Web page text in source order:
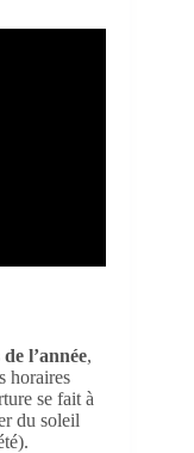
l’année,
horaires
se fait à
du soleil